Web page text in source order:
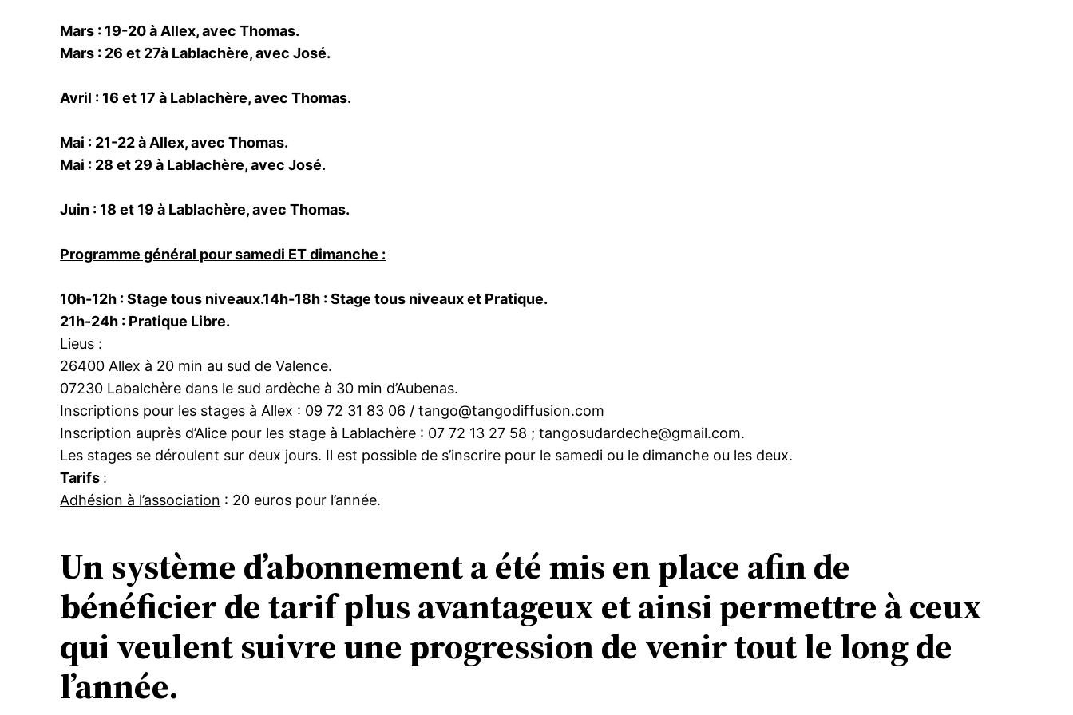
Mars : 19-20 à Allex, avec Thomas.
Mars : 26 et 27à Lablachère, avec José.
Avril : 16 et 17 à Lablachère, avec Thomas.
Mai : 21-22 à Allex, avec Thomas.
Mai : 28 et 29 à Lablachère, avec José.
Juin : 18 et 19 à Lablachère, avec Thomas.
Programme général pour samedi ET dimanche :
10h-12h : Stage tous niveaux.14h-18h :Stage tous niveaux et Pratique.
21h-24h : Pratique Libre.
Lieus :
26400 Allex à 20 min au sud de Valence.
07230 Labalchère dans le sud ardèche à 30 min d’Aubenas.
Inscriptions pour les stages à Allex : 09 72 31 83 06 / tango@tangodiffusion.com
Inscription auprès d’Alice pour les stage à Lablachère : ‭07 72 13 27 58‬ ; tangosudardeche@gmail.com.
Les stages se déroulent sur deux jours. Il est possible de s’inscrire pour le samedi ou le dimanche ou les deux.
Tarifs :
Adhésion à l’association : 20 euros pour l’année.
Un système d’abonnement a été mis en place afin de
bénéficier de tarif plus avantageux et ainsi permettre à ceux
qui veulent suivre une progression de venir tout le long de
l’année.